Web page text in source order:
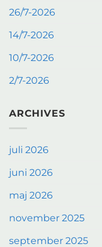
26/7-2026
14/7-2026
10/7-2026
2/7-2026
ARCHIVES
juli 2026
juni 2026
maj 2026
november 2025
september 2025